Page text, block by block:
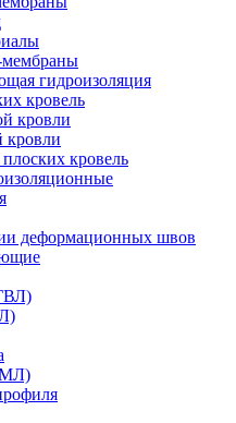
гидроизоляция
кровель
кровли
кровли
кровель
деформационных швов